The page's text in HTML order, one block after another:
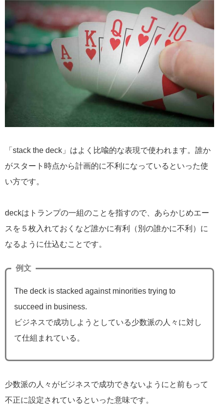
「stack the deck」はよく比喩的な表現で使われます。誰か
がスタート時点から計画的に不利になっているといった使
い方です。
deckはトランプの一組のことを指すので、あらかじめエー
スを５枚入れておくなど誰かに有利（別の誰かに不利）に
なるように仕込むことです。
例文
The deck is stacked against minorities trying to
succeed in business.
ビジネスで成功しようとしている少数派の人々に対し
て仕組まれている。
少数派の人々がビジネスで成功できないようにと前もって
不正に設定されているといった意味です。